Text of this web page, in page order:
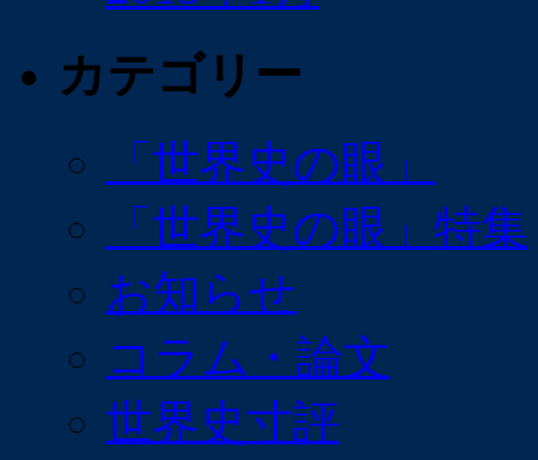
カテゴリー
「世界史の眼」
「世界史の眼」特集
お知らせ
コラム・論文
世界史寸評